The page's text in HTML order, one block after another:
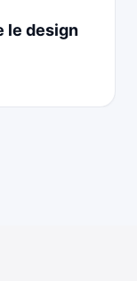
le design